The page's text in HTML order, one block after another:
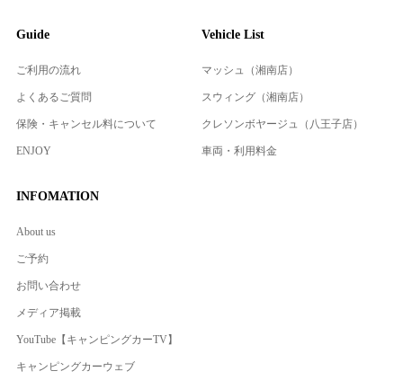
Guide
ご利用の流れ
よくあるご質問
保険・キャンセル料について
ENJOY
Vehicle List
マッシュ（湘南店）
スウィング（湘南店）
クレソンボヤージュ（八王子店）
車両・利用料金
INFOMATION
About us
ご予約
お問い合わせ
メディア掲載
YouTube【キャンピングカーTV】
キャンピングカーウェブ